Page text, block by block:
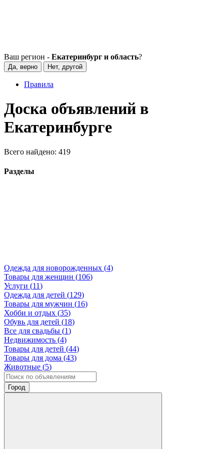
Ваш регион - Екатеринбург и область?
Да, верно Нет, другой
Правила
Доска объявлений в
Екатеринбурге
Всего найдено: 419
Разделы
Одежда для новорожденных (4)
Товары для женщин (106)
Услуги (11)
Одежда для детей (129)
Товары для мужчин (16)
Хобби и отдых (35)
Обувь для детей (18)
Все для свадьбы (1)
Недвижимость (4)
Товары для детей (44)
Товары для дома (43)
Животные (5)
Город